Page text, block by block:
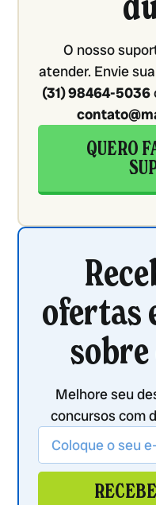
O nosso
atender. Envie
(31) 98464-5036
QUERO
ofertas
sobre
Melhore seu
concursos com